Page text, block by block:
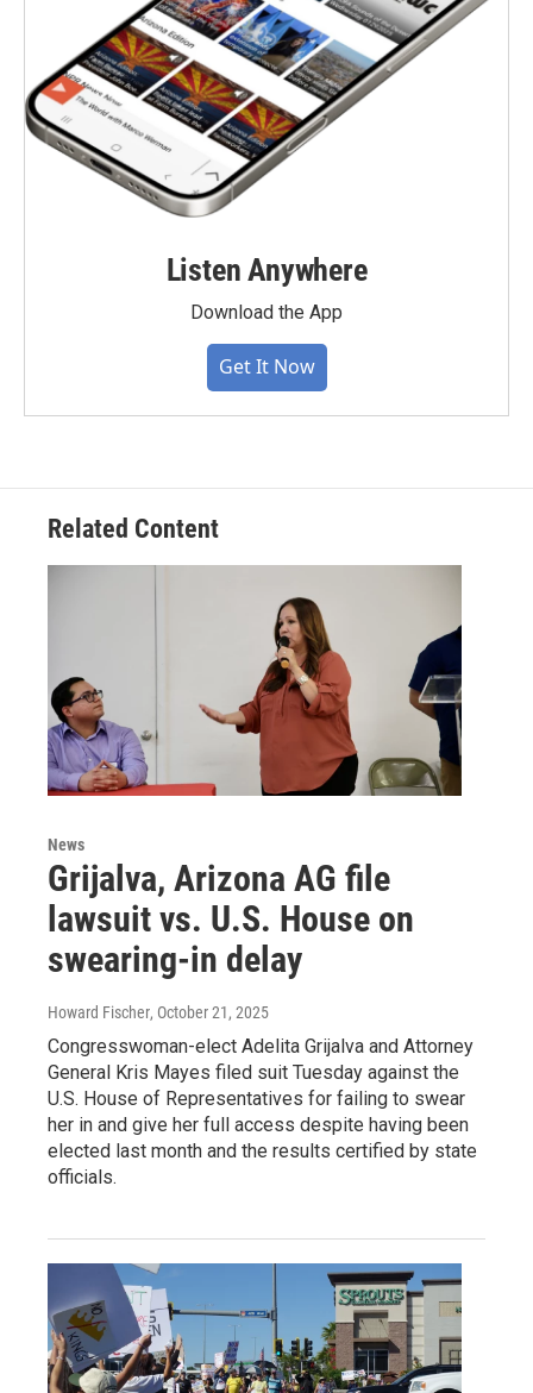
Listen Anywhere
Download the App
Get It Now
Related Content
News
Grijalva, Arizona AG file
lawsuit vs. U.S. House on
swearing-in delay
Howard Fischer, October 21, 2025
Congresswoman-elect Adelita Grijalva and Attorney
General Kris Mayes filed suit Tuesday against the
U.S. House of Representatives for failing to swear
her in and give her full access despite having been
elected last month and the results certified by state
officials.